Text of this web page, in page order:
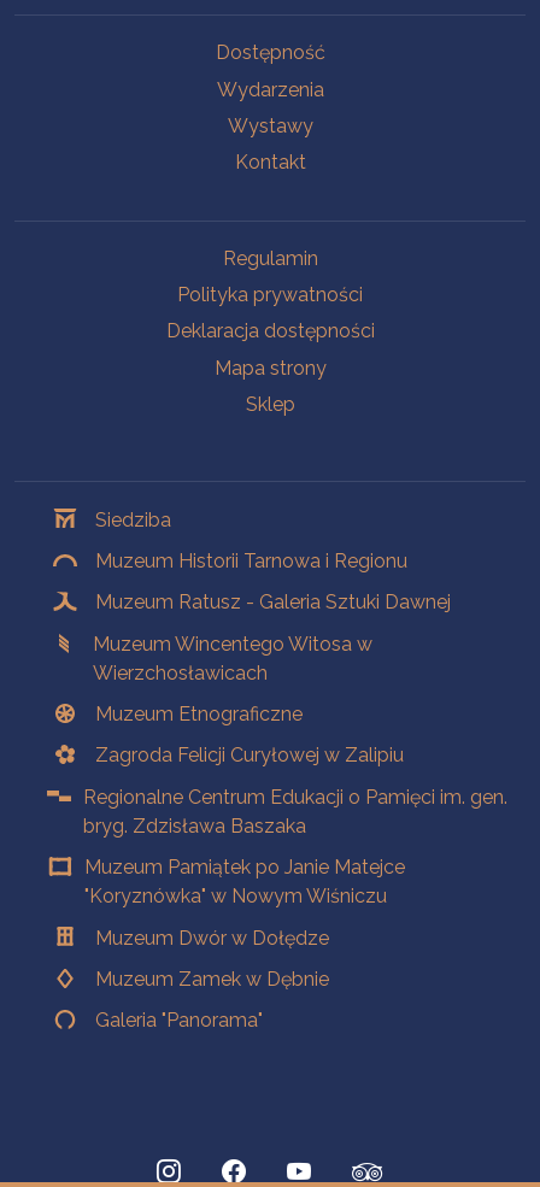
Dostępność
Wydarzenia
Wystawy
Kontakt
Regulamin
Polityka prywatności
Deklaracja dostępności
Mapa strony
Sklep
Siedziba
Muzeum Historii Tarnowa i Regionu
Muzeum Ratusz - Galeria Sztuki Dawnej
Muzeum Wincentego Witosa w
Wierzchosławicach
Muzeum Etnograficzne
Zagroda Felicji Curyłowej w Zalipiu
Regionalne Centrum Edukacji o Pamięci im. gen.
bryg. Zdzisława Baszaka
Muzeum Pamiątek po Janie Matejce
"Koryznówka" w Nowym Wiśniczu
Muzeum Dwór w Dołędze
Muzeum Zamek w Dębnie
Galeria "Panorama"